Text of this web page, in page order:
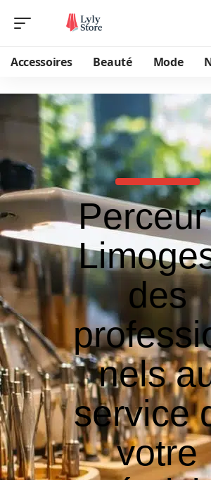
Accessoires Beauté Mode
des
nels
service
votre